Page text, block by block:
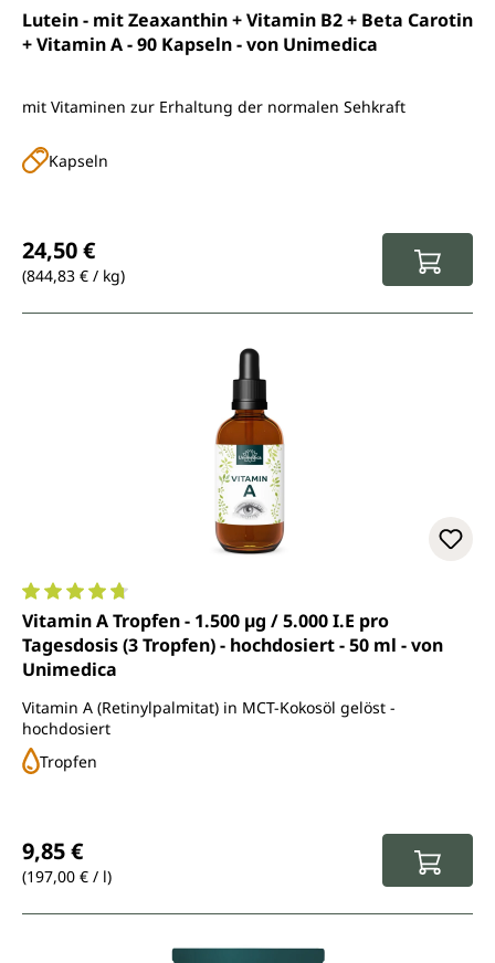
Durchschnittliche Bewertung von 4.7 von 5 Sternen
Lutein - mit Zeaxanthin + Vitamin B2 + Beta Carotin
+ Vitamin A - 90 Kapseln - von Unimedica
mit Vitaminen zur Erhaltung der normalen Sehkraft
Kapseln
24,50 €
(844,83 € / kg)
Durchschnittliche Bewertung von 4.8 von 5 Sternen
Vitamin A Tropfen - 1.500 µg / 5.000 I.E pro
Tagesdosis (3 Tropfen) - hochdosiert - 50 ml - von
Unimedica
Vitamin A (Retinylpalmitat) in MCT-Kokosöl gelöst -
hochdosiert
Tropfen
9,85 €
(197,00 € / l)